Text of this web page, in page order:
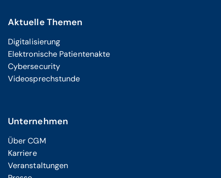
Aktuelle Themen
Digitalisierung
Elektronische Patientenakte
Cybersecurity
Videosprechstunde
Unternehmen
Über CGM
Karriere
Veranstaltungen